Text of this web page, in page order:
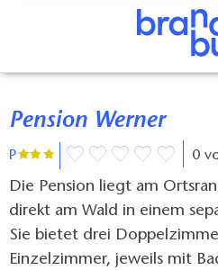
Pension Werner
P 0
Die Pension liegt am
direkt am Wald in einem
Sie bietet drei
Einzelzimmer, jeweils mit